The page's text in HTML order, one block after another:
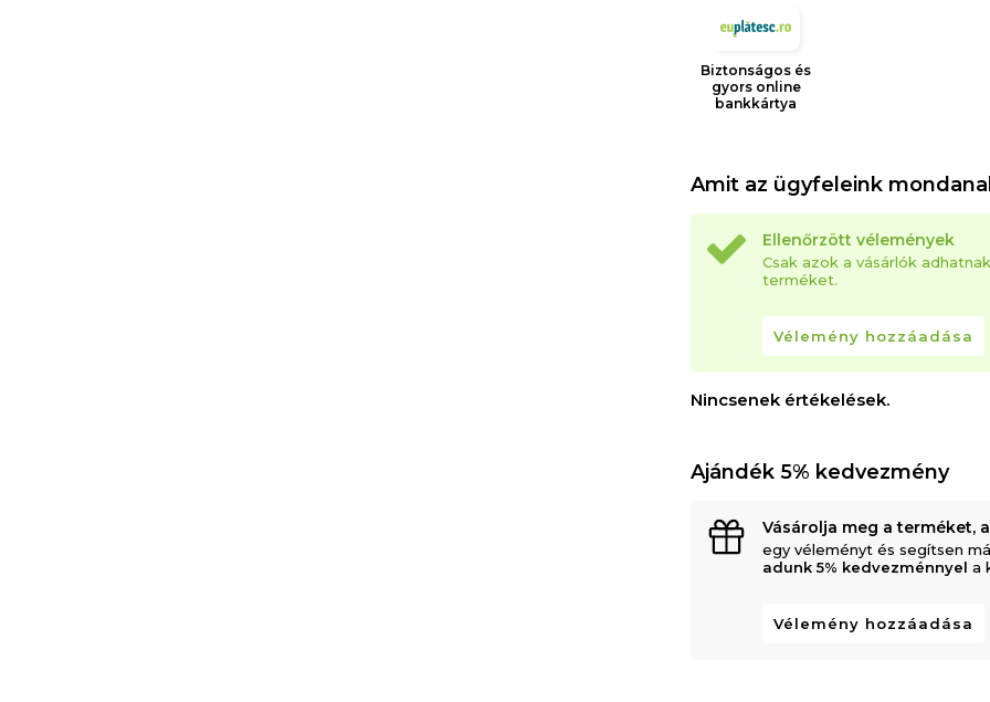
Biztonságos és
gyors online
bankkártya
Amit az ügyfeleink
Ellenőrzött vélemények
Csak azok a vásárlók
terméket.
Vélemény hozzáadása
Nincsenek értékelések.
Ajándék 5% kedvezmény
Vásárolja meg a terméket,
egy véleményt és segítsen
adunk 5% kedvezménnyel a
Vélemény hozzáadása